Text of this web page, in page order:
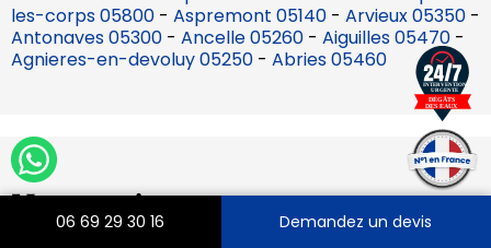
06 69 29 30 16 Demandez un devis
les-corps 05800 - Aspremont 05140 - Arvieux 05350 -
Antonaves 05300 - Ancelle 05260 - Aiguilles 05470 -
Agnieres-en-devoluy 05250 - Abries 05460
Nos services